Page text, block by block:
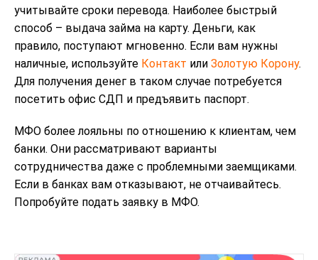
учитывайте сроки перевода. Наиболее быстрый
способ – выдача займа на карту. Деньги, как
правило, поступают мгновенно. Если вам нужны
наличные, используйте Контакт или Золотую Корону.
Для получения денег в таком случае потребуется
посетить офис СДП и предъявить паспорт.
МФО более лояльны по отношению к клиентам, чем
банки. Они рассматривают варианты
сотрудничества даже с проблемными заемщиками.
Если в банках вам отказывают, не отчаивайтесь.
Попробуйте подать заявку в МФО.